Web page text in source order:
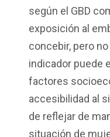
según el GBD
exposición al
concebir, pero
indicador puede
factores
accesibilidad al
de reflejar de
situación de